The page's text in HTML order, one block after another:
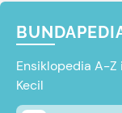
Ensiklopedia A-Z
Kecil